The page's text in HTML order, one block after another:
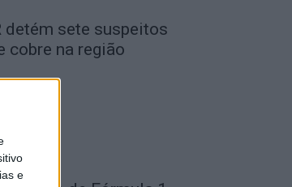
e
detém sete suspeitos
cobre na região